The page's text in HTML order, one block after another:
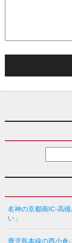
名神の京都南IC-高
い」
鹿児島本線の西小倉